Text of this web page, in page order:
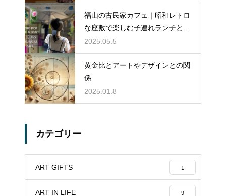
福山の古民家カフェ｜昭和レトロ
な座敷で楽しむ子連れランチとア
ート体験
2025.05.5
黄金比とアートやデザインとの関
係
2025.01.8
カテゴリー
ART GIFTS 1
ART IN LIFE 9